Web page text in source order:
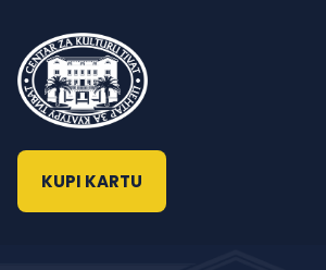
KUPI KARTU